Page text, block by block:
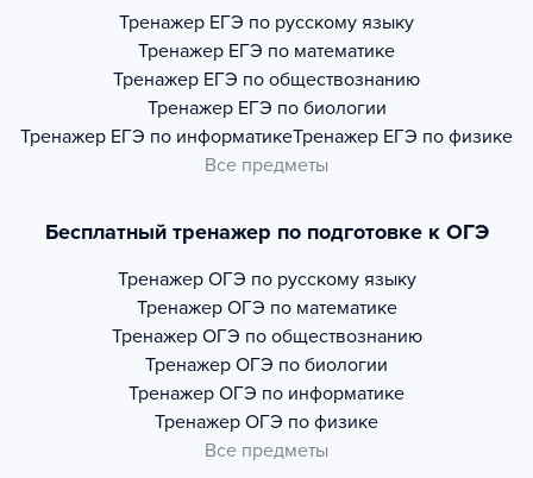
Тренажер ЕГЭ по русскому языку
Тренажер ЕГЭ по математике
Тренажер ЕГЭ по обществознанию
Тренажер ЕГЭ по биологии
Тренажер ЕГЭ по информатикеТренажер ЕГЭ по физике
Все предметы
Бесплатный тренажер по подготовке к ОГЭ
Тренажер ОГЭ по русскому языку
Тренажер ОГЭ по математике
Тренажер ОГЭ по обществознанию
Тренажер ОГЭ по биологии
Тренажер ОГЭ по информатике
Тренажер ОГЭ по физике
Все предметы